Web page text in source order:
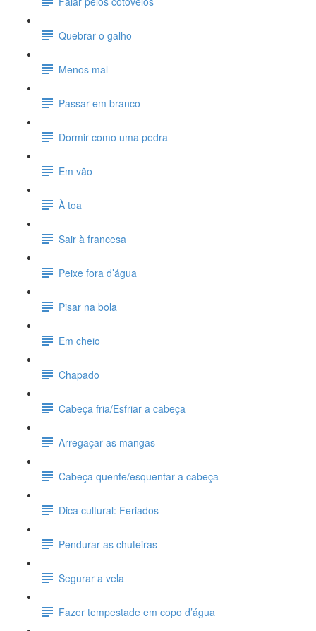
Quebrar o galho
Menos mal
Passar em branco
Dormir como uma pedra
Em vão
À toa
Sair à francesa
Peixe fora d’água
Pisar na bola
Em cheio
Chapado
Cabeça fria/Esfriar a cabeça
Arregaçar as mangas
Cabeça quente/esquentar a cabeça
Dica cultural: Feriados
Pendurar as chuteiras
Segurar a vela
Fazer tempestade em copo d’água